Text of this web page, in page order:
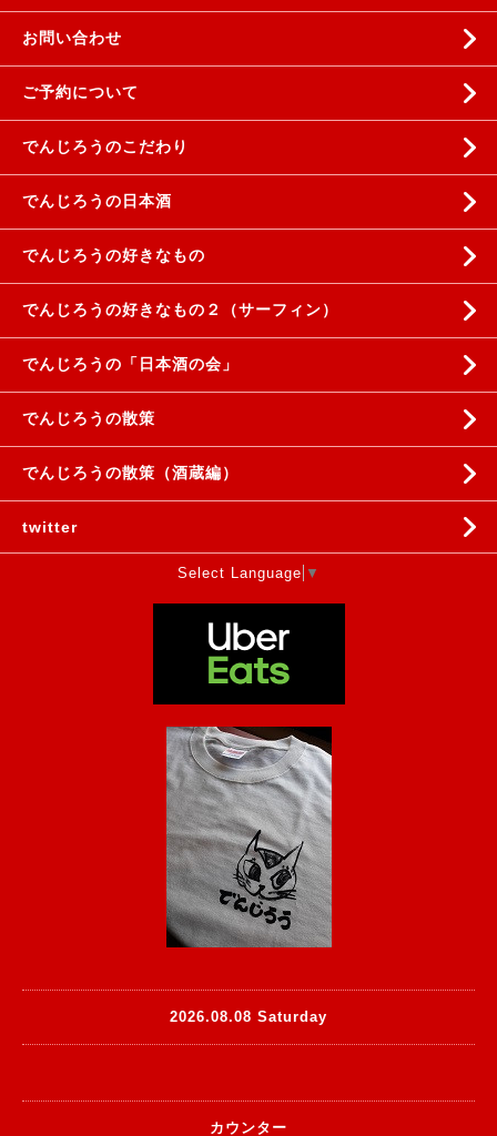
お問い合わせ
ご予約について
でんじろうのこだわり
でんじろうの日本酒
でんじろうの好きなもの
でんじろうの好きなもの２（サーフィン）
でんじろうの「日本酒の会」
でんじろうの散策
でんじろうの散策（酒蔵編）
twitter
Select Language ▼
2026.08.08 Saturday
カウンター